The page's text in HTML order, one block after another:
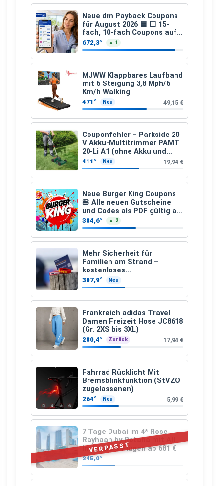
Neue dm Payback Coupons
für August 2026 🟦 ⬜ 15-
fach, 10-fach Coupons auf
den gesamten Einkauf ab 2
€
672,3° ▲ 1
MJWW Klappbares Laufband
mit 6 Steigung 3,8 Mph/6
Km/h Walking
471° Neu 49,15 €
Couponfehler – Parkside 20
V Akku-Multitrimmer PAMT
20-Li A1 (ohne Akku und
Ladegerät)
411° Neu 19,94 €
Neue Burger King Coupons
🍔 Alle neuen Gutscheine
und Codes als PDF gültig ab
25.07.2026 bis 04.09.2026
384,6° ▲ 2
Mehr Sicherheit für
Familien am Strand –
kostenloses
Kindersuchband der DLRG
307,9° Neu
Frankreich adidas Travel
Damen Freizeit Hose JC8618
(Gr. 2XS bis 3XL)
280,4° Zurück 17,94 €
Fahrrad Rücklicht Mit
Bremsblinkfunktion (StVZO
zugelassenen)
264° Neu 5,99 €
VERPASST
7 Tage Dubai im 4* Rose
Rayhaan by Rotana mit All
Inclusive & Flügen ab 681 €
245,0°